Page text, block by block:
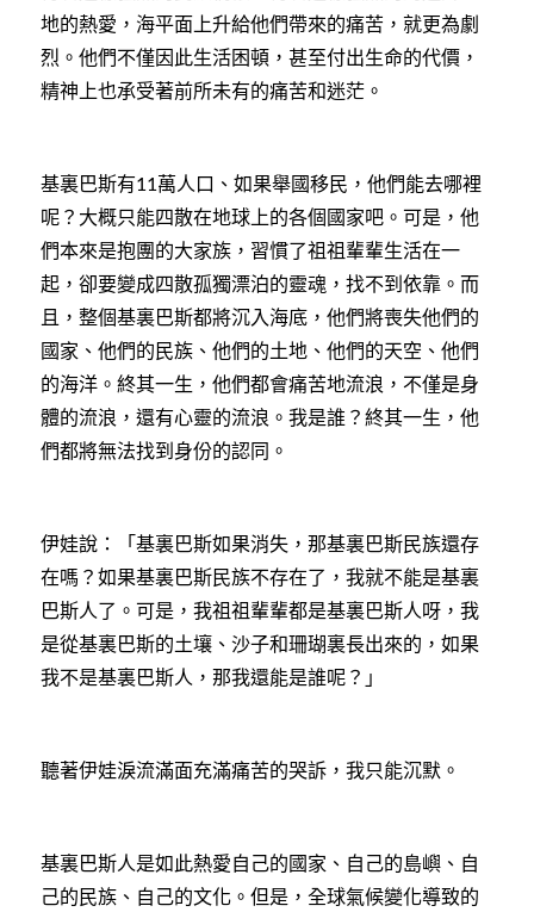
地的熱愛，海平面上升給他們帶來的痛苦，就更為劇
烈。他們不僅因此生活困頓，甚至付出生命的代價，
精神上也承受著前所未有的痛苦和迷茫。
基裏巴斯有11萬人口、如果舉國移民，他們能去哪裡
呢？大概只能四散在地球上的各個國家吧。可是，他
們本來是抱團的大家族，習慣了祖祖輩輩生活在一
起，卻要變成四散孤獨漂泊的靈魂，找不到依靠。而
且，整個基裏巴斯都將沉入海底，他們將喪失他們的
國家、他們的民族、他們的土地、他們的天空、他們
的海洋。終其一生，他們都會痛苦地流浪，不僅是身
體的流浪，還有心靈的流浪。我是誰？終其一生，他
們都將無法找到身份的認同。
伊娃說：「基裏巴斯如果消失，那基裏巴斯民族還存
在嗎？如果基裏巴斯民族不存在了，我就不能是基裏
巴斯人了。可是，我祖祖輩輩都是基裏巴斯人呀，我
是從基裏巴斯的土壤、沙子和珊瑚裏長出來的，如果
我不是基裏巴斯人，那我還能是誰呢？」
聽著伊娃淚流滿面充滿痛苦的哭訴，我只能沉默。
基裏巴斯人是如此熱愛自己的國家、自己的島嶼、自
己的民族、自己的文化。但是，全球氣候變化導致的